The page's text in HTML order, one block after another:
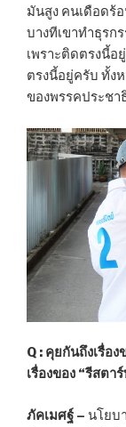
มันสูง คนเดือดร้
บางทีเขาทำธุรก
เพราะติดตรงนี้อ
ตรงนี้อยู่ครับ ทั้ง
ของพรรคประชา
Q : คุยกันถึงเรื่อ
เรื่องของ “รีสตา
ภัคเมศฐ์ – นโยบ